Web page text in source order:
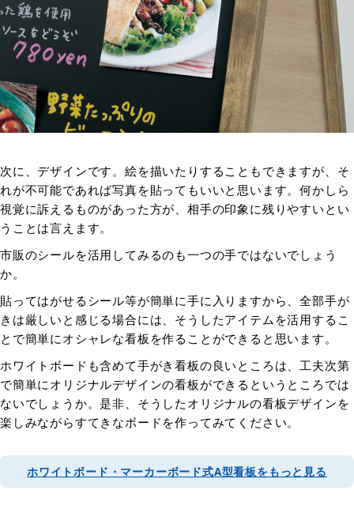
次に、デザインです。絵を描いたりすることもできますが、そ
れが不可能であれば写真を貼ってもいいと思います。何かしら
視覚に訴えるものがあった方が、相手の印象に残りやすいとい
うことは言えます。
市販のシールを活用してみるのも一つの手ではないでしょう
か。
貼ってはがせるシール等が簡単に手に入りますから、全部手が
きは厳しいと感じる場合には、そうしたアイテムを活用するこ
とで簡単にオシャレな看板を作ることができると思います。
ホワイトボードも含めて手がき看板の良いところは、工夫次第
で簡単にオリジナルデザインの看板ができるというところでは
ないでしょうか。是非、そうしたオリジナルの看板デザインを
楽しみながらすてきなボードを作ってみてください。
ホワイトボード・マーカーボード式A型看板をもっと見る